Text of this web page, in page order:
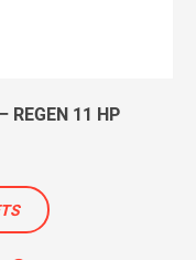
11 HP